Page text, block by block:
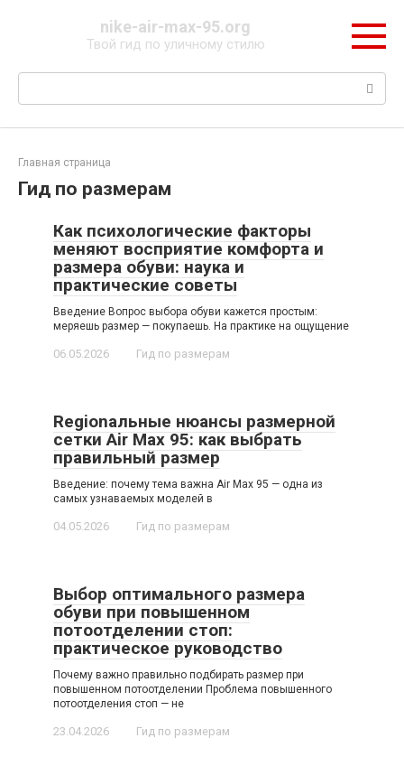
nike-air-max-95.org
Твой гид по уличному стилю
Поиск:
Главная страница
Гид по размерам
Как психологические факторы
меняют восприятие комфорта и
размера обуви: наука и
практические советы
Введение Вопрос выбора обуви кажется простым:
меряешь размер — покупаешь. На практике на ощущение
06.05.2026 Гид по размерам
Regionальные нюансы размерной
сетки Air Max 95: как выбрать
правильный размер
Введение: почему тема важна Air Max 95 — одна из
самых узнаваемых моделей в
04.05.2026 Гид по размерам
Выбор оптимального размера
обуви при повышенном
потоотделении стоп:
практическое руководство
Почему важно правильно подбирать размер при
повышенном потоотделении Проблема повышенного
потоотделения стоп — не
23.04.2026 Гид по размерам